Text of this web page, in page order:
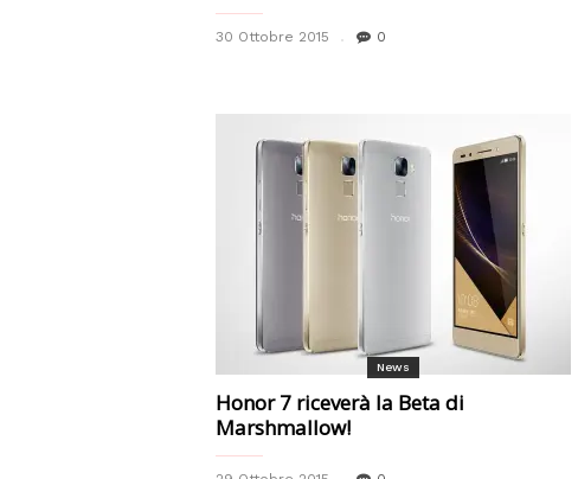
30 Ottobre 2015 0
News
Honor 7 riceverà la Beta di
Marshmallow!